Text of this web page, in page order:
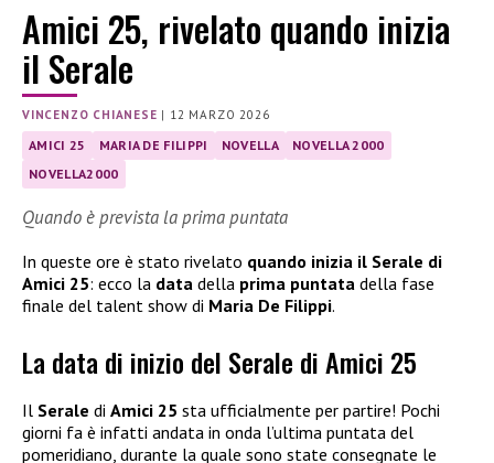
Amici 25, rivelato quando inizia
il Serale
VINCENZO CHIANESE | 12 MARZO 2026
AMICI 25 MARIA DE FILIPPI NOVELLA
NOVELLA 2000
NOVELLA2000
Quando è prevista la prima puntata
In queste ore è stato rivelato quando inizia il Serale di
Amici 25: ecco la data della prima puntata della fase
finale del talent show di Maria De Filippi.
La data di inizio del Serale di Amici 25
Il Serale di Amici 25 sta ufficialmente per partire! Pochi
giorni fa è infatti andata in onda l’ultima puntata del
pomeridiano, durante la quale sono state consegnate le